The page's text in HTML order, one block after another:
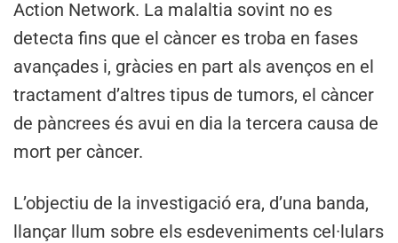
Action Network. La malaltia sovint no es
detecta fins que el càncer es troba en fases
avançades i, gràcies en part als avenços en el
tractament d’altres tipus de tumors, el càncer
de pàncrees és avui en dia la tercera causa de
mort per càncer.
L’objectiu de la investigació era, d’una banda,
llançar llum sobre els esdeveniments cel·lulars